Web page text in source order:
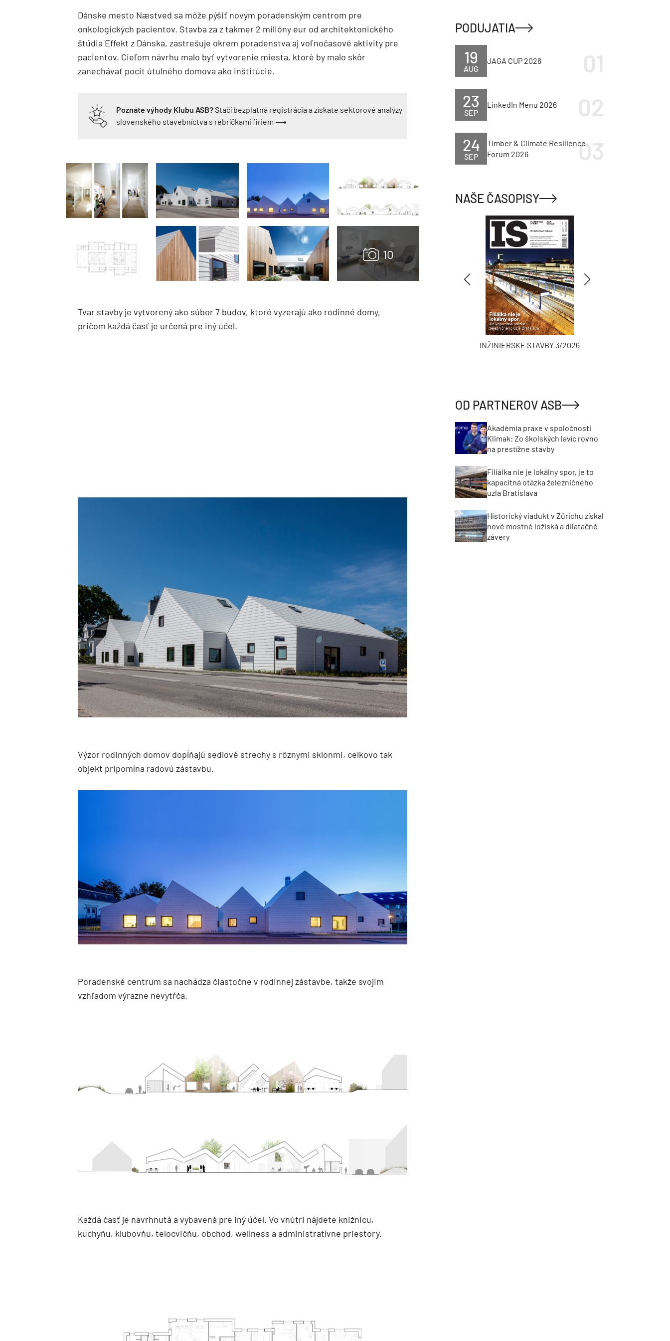
Dánske mesto Næstved sa môže pýšiť novým poradenským centrom pre
onkologických pacientov. Stavba za z takmer 2 milióny eur od architektonického
štúdia Effekt z Dánska, zastrešuje okrem poradenstva aj voľnočasové aktivity pre
pacientov. Cieľom návrhu malo byť vytvorenie miesta, ktoré by malo skôr
zanechávať pocit útulného domova ako inštitúcie.
Poznáte výhody Klubu ASB?Stačí bezplatná registrácia a získate sektorové analýzy
slovenského stavebníctva s rebríčkami firiem ⟶
Tvar stavby je vytvorený ako súbor 7 budov, ktoré vyzerajú ako rodinné domy,
pričom každá časť je určená pre iný účel.
Výzor rodinných domov dopĺňajú sedlové strechy s rôznymi sklonmi, celkovo tak
objekt pripomína radovú zástavbu.
Poradenské centrum sa nachádza čiastočne v rodinnej zástavbe, takže svojim
vzhľadom výrazne nevytŕča.
Každá časť je navrhnutá a vybavená pre iný účel. Vo vnútri nájdete knižnicu,
kuchyňu, klubovňu, telocvičňu, obchod, wellness a administratívne priestory.
PODUJATIA
AUG
19 JAGA CUP 2026
SEP
23 LinkedIn Menu 2026
SEP
24
Timber & Climate Resilience
Forum 2026
NAŠE ČASOPISY
INŽINIERSKE STAVBY 3/2026
OD PARTNEROV ASB
Akadémia praxe v spoločnosti
Klimak: Zo školských lavíc rovno
na prestížne stavby
Filiálka nie je lokálny spor, je to
kapacitná otázka železničného
uzla Bratislava
Historický viadukt v Zürichu získal
nové mostné ložiská a dilatačné
závery